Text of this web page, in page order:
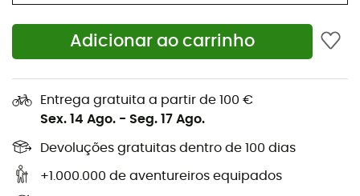
Adicionar ao carrinho
Entrega gratuita a partir de 100 €
Sex. 14 Ago. - Seg. 17 Ago.
Devoluções gratuitas dentro de 100 dias
+1.000.000 de aventureiros equipados
Compatível com os piolets SUM'TEC, GULLY, QUARK,
NOMIC e ERGONOMIC.
Especificações
Material(is): aço
Peso: 65 g
Produto entregue em pares para equipar um único